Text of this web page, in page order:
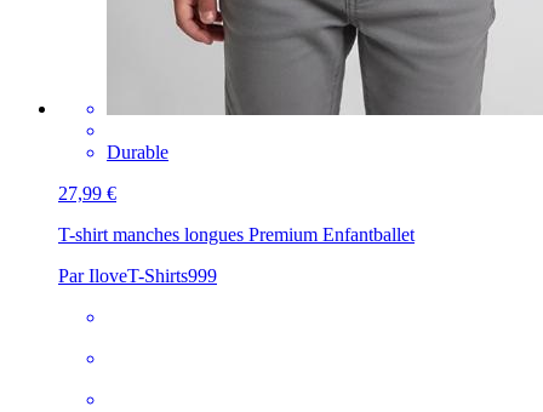
Durable
27,99 €
T-shirt manches longues Premium Enfantballet
Par IloveT-Shirts999